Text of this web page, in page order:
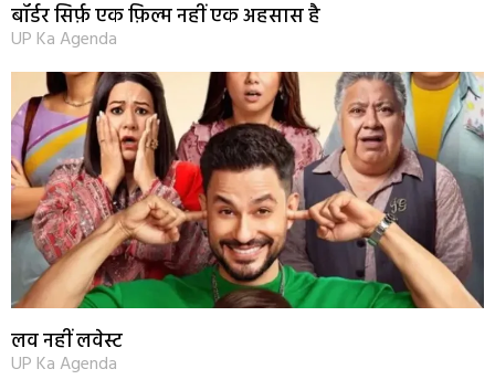
बॉर्डर सिर्फ़ एक फ़िल्म नहीं एक अहसास है
UP Ka Agenda
लव नहीं लवेस्ट
UP Ka Agenda